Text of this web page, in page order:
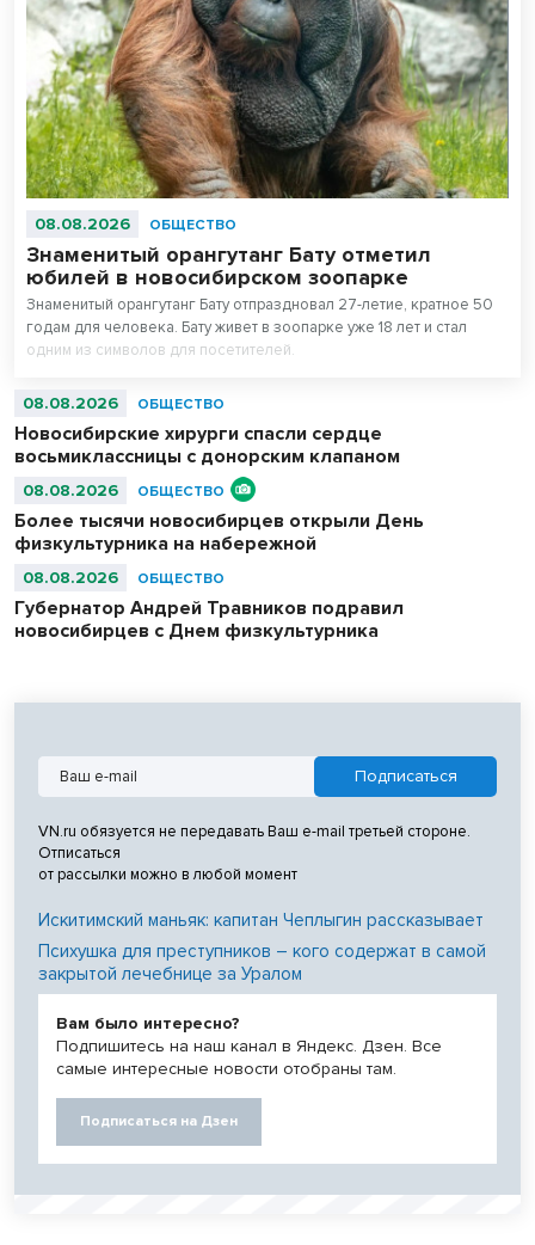
08.08.2026 ОБЩЕСТВО
Знаменитый орангутанг Бату отметил
юбилей в новосибирском зоопарке
Знаменитый орангутанг Бату отпраздновал 27-летие, кратное 50
годам для человека. Бату живет в зоопарке уже 18 лет и стал
одним из символов для посетителей.
08.08.2026 ОБЩЕСТВО
Новосибирские хирурги спасли сердце
восьмиклассницы с донорским клапаном
08.08.2026 ОБЩЕСТВО
Более тысячи новосибирцев открыли День
физкультурника на набережной
08.08.2026 ОБЩЕСТВО
Губернатор Андрей Травников подравил
новосибирцев с Днем физкультурника
VN.ru обязуется не передавать Ваш e-mail третьей стороне.
Отписаться
от рассылки можно в любой момент
Искитимский маньяк: капитан Чеплыгин рассказывает
Психушка для преступников – кого содержат в самой
закрытой лечебнице за Уралом
Вам было интересно?
Подпишитесь на наш канал в Яндекс. Дзен. Все
самые интересные новости отобраны там.
Подписаться на Дзен